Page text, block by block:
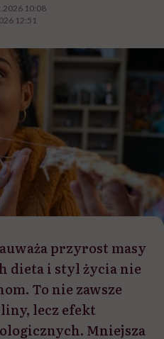
10:08
12:51
przyrost masy
dieta i styl życia nie
To nie zawsze
lecz efekt
Mniejsza